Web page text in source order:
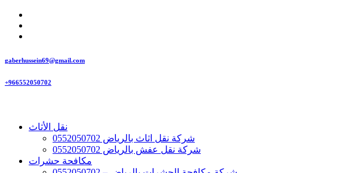
gaberhussein69@gmail.com
+966552050702
نقل الأثاث
شركة نقل اثاث بالرياض 0552050702
شركة نقل عفش بالرياض 0552050702
مكافحة حشرات